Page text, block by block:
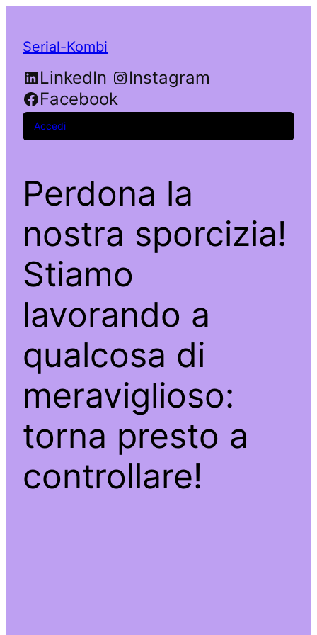
Serial-Kombi
LinkedIn
Instagram
Facebook
Accedi
Perdona la
nostra sporcizia!
Stiamo
lavorando a
qualcosa di
meraviglioso:
torna presto a
controllare!